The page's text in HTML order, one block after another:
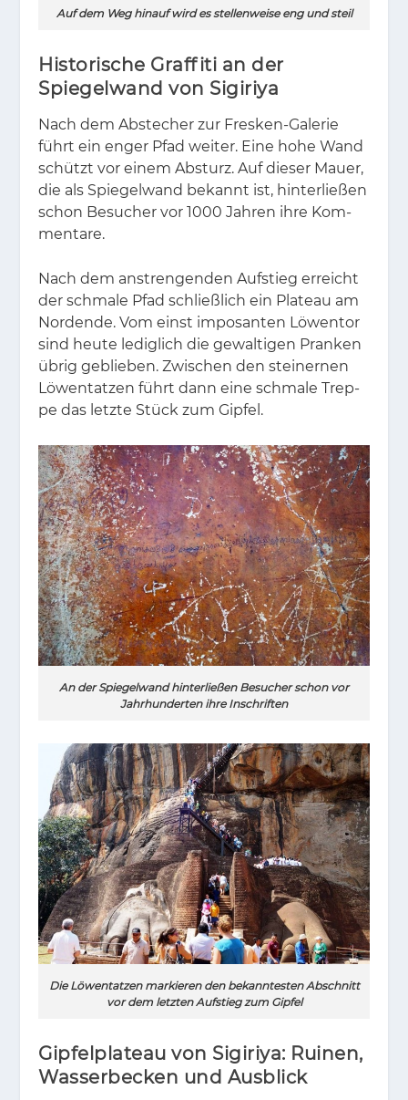
Auf dem Weg hinauf wird es stellenweise eng und steil
Historische Graffiti an der
Spiegelwand von Sigiriya
Nach dem Ab­ste­cher zur Fres­ken-Ga­le­rie
führt ein en­ger Pfad wei­ter. Eine hohe Wand
schützt vor ei­nem Ab­sturz. Auf die­ser Mau­er,
die als Spie­gel­wand be­kannt ist, hin­ter­lie­ßen
schon Be­su­cher vor 1000 Jah­ren ihre Kom­
men­ta­re.
Nach dem an­stren­gen­den Auf­stieg er­reicht
der schma­le Pfad schließ­lich ein Pla­teau am
Nor­den­de. Vom einst im­po­san­ten Lö­wen­tor
sind heu­te le­dig­lich die ge­wal­ti­gen Pran­ken
üb­rig ge­blie­ben. Zwi­schen den stei­ner­nen
Lö­wen­tat­zen führt dann eine schma­le Trep­
pe das letz­te Stück zum Gip­fel.
An der Spiegelwand hinterließen Besucher schon vor
Jahrhunderten ihre Inschriften
Die Löwentatzen markieren den bekanntesten Abschnitt
vor dem letzten Aufstieg zum Gipfel
Gipfelplateau von Sigiriya: Ruinen,
Wasserbecken und Ausblick